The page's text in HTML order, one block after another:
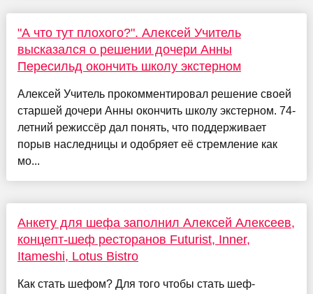
"А что тут плохого?". Алексей Учитель
высказался о решении дочери Анны
Пересильд окончить школу экстерном
Алексей Учитель прокомментировал решение своей
старшей дочери Анны окончить школу экстерном. 74-
летний режиссёр дал понять, что поддерживает
порыв наследницы и одобряет её стремление как
мо...
Анкету для шефа заполнил Алексей Алексеев,
концепт-шеф ресторанов Futurist, Inner,
Itameshi, Lotus Bistro
Как стать шефом? Для того чтобы стать шеф-